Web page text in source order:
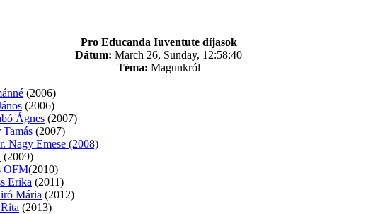
Pro Educanda Iuventute díjasok
Dátum: March 26, Sunday, 12:58:40
Téma: Magunkról
(2006)
(2006)
Ágnes (2007)
(2007)
Nagy Emese (2008)
(2009)
OFM(2010)
Erika (2011)
Mária (2012)
(2013)